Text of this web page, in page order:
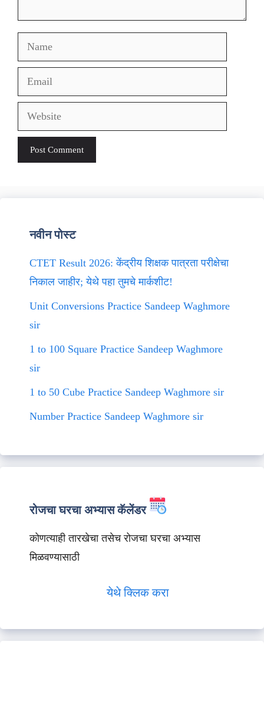
Name
Email
Website
नवीन पोस्ट
CTET Result 2026: केंद्रीय शिक्षक पात्रता परीक्षेचा
निकाल जाहीर; येथे पहा तुमचे मार्कशीट!
Unit Conversions Practice Sandeep Waghmore
sir
1 to 100 Square Practice Sandeep Waghmore
sir
1 to 50 Cube Practice Sandeep Waghmore sir
Number Practice Sandeep Waghmore sir
रोजचा घरचा अभ्यास कॅलेंडर
कोणत्याही तारखेचा तसेच रोजचा घरचा अभ्यास
मिळवण्यासाठी
येथे क्लिक करा